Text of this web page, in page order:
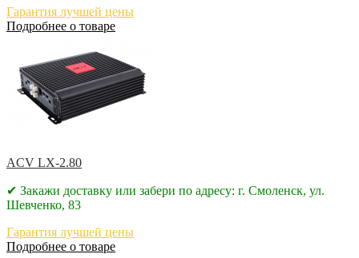
Гарантия лучшей цены
Подробнее о товаре
ACV LX-2.80
✔ Закажи доставку или забери по адресу: г. Смоленск, ул.
Шевченко, 83
Гарантия лучшей цены
Подробнее о товаре